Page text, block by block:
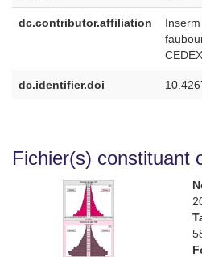
dc.contributor.affiliation
dc.identifier.doi
Fichier(s) constituant